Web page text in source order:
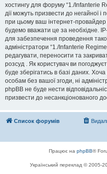
хостингу для форуму “1./Infanterie
дії можуть призвести до негайної і
при цьому ваш інтернет-
будемо вважати це за необхідне.
для забезпечення проведення
адміністратори “1./Infanterie
редагувати, переносити та
розсуд . Як користувач ви
буде зберігатись в базі даних.
особам без вашої згоди, ні
phpBB не буде нести
призвести до несанкціонованого
Список форумів
Працює на phpBB®
Український переклад © 2005-